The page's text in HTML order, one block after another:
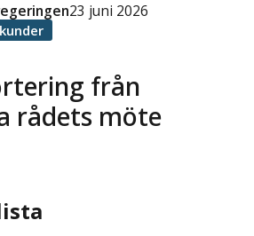
från
rådets möte
23 juni 2026